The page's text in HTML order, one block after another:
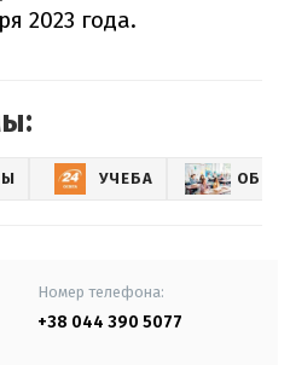
2023 года.
УЧЕБА
Номер телефона:
+38 044 390 5077